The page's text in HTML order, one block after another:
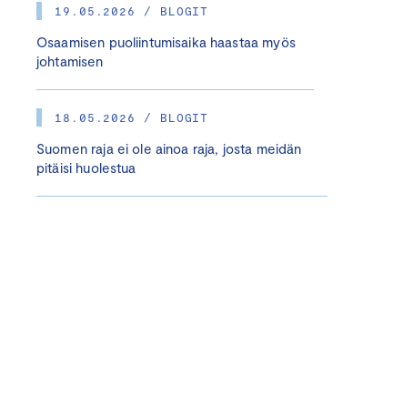
19.05.2026 / BLOGIT
Osaamisen puoliintumisaika haastaa myös
johtamisen
18.05.2026 / BLOGIT
Suomen raja ei ole ainoa raja, josta meidän
pitäisi huolestua